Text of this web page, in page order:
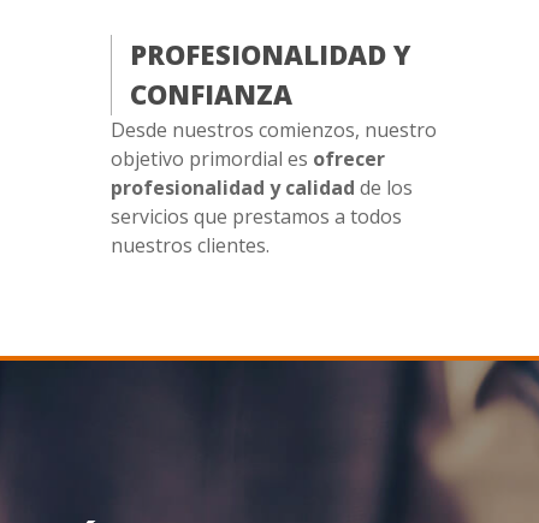
PROFESIONALIDAD Y
CONFIANZA
Desde nuestros comienzos, nuestro
objetivo primordial es ofrecer
profesionalidad y calidad de los
servicios que prestamos a todos
nuestros clientes.